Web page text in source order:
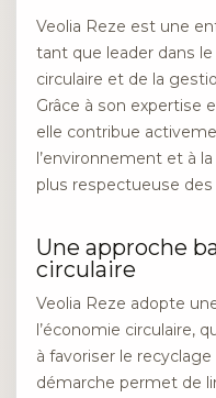
Veolia Reze est une
tant que leader dans
circulaire et de la
Grâce à son expertise
elle contribue
l’environnement et à
plus respectueuse
Une approche
circulaire
Veolia Reze adopte
l’économie circulaire,
à favoriser le
démarche permet de